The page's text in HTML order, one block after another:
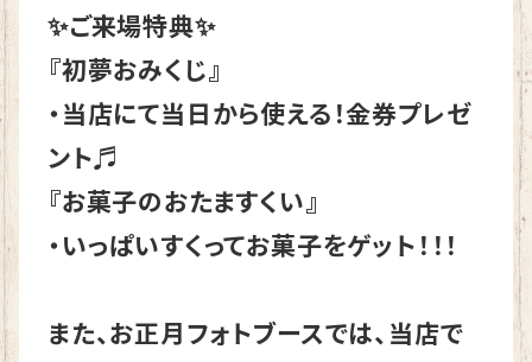
✨ご来場特典✨
『初夢おみくじ』
・当店にて当日から使える！金券プレゼ
ント♬
『お菓子のおたますくい』
・いっぱいすくってお菓子をゲット！！！
また、お正月フォトブースでは、当店で